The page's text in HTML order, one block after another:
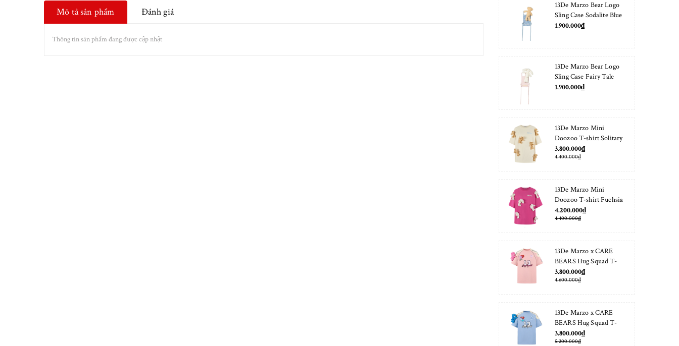
Mô tả sản phẩm Đánh giá
Thông tin sản phẩm đang được cập nhật
13De Marzo Bear Logo
Sling Case Sodalite Blue
1.900.000₫
13De Marzo Bear Logo
Sling Case Fairy Tale
1.900.000₫
13De Marzo Mini
Doozoo T-shirt Solitary
Star
3.800.000₫
4.400.000₫
13De Marzo Mini
Doozoo T-shirt Fuchsia
Fedora
4.200.000₫
4.400.000₫
13De Marzo x CARE
BEARS Hug Squad T-
shirt Almond Blossom
3.800.000₫
4.600.000₫
13De Marzo x CARE
BEARS Hug Squad T-
shirt Placid Blue
3.800.000₫
5.200.000₫